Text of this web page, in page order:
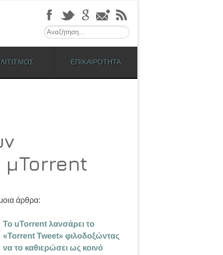
Search
ΕΠΙΚΑΙΡΟΤΗΤΑ
μTorrent
άρθρα:
Το uTorrent λανσάρει το
«Torrent Tweet» φιλοδοξώντας
να το καθιερώσει ως κοινό